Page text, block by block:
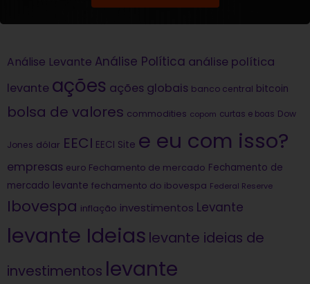
Análise Levante Análise Política análise política
levante ações ações globais banco central bitcoin
bolsa de valores commodities copom curtas e boas Dow
Jones dólar EECI EECI Site e eu com isso?
empresas euro Fechamento de mercado Fechamento de
mercado levante fechamento do ibovespa Federal Reserve
Ibovespa inflação investimentos Levante
levante Ideias levante ideias de
investimentos levante